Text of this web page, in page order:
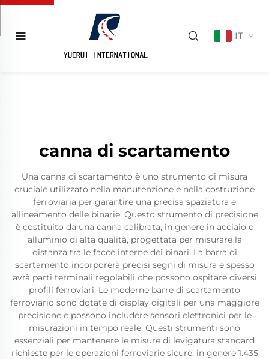
IT
canna di scartamento
Una canna di scartamento è uno strumento di misura
cruciale utilizzato nella manutenzione e nella costruzione
ferroviaria per garantire una precisa spaziatura e
allineamento delle binarie. Questo strumento di precisione
è costituito da una canna calibrata, in genere in acciaio o
alluminio di alta qualità, progettata per misurare la
distanza tra le facce interne dei binari. La barra di
scartamento incorporerà precisi segni di misura e spesso
avrà parti terminali regolabili che possono ospitare diversi
profili ferroviari. Le moderne barre di scartamento
ferroviario sono dotate di display digitali per una maggiore
precisione e possono includere sensori elettronici per le
misurazioni in tempo reale. Questi strumenti sono
essenziali per mantenere le misure di levigatura standard
richieste per le operazioni ferroviarie sicure, in genere 1.435